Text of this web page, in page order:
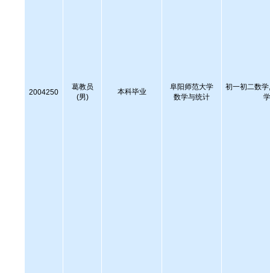
2004250
葛教员
(男)
本科毕业
阜阳师范大学
数学与统计
初一初二数